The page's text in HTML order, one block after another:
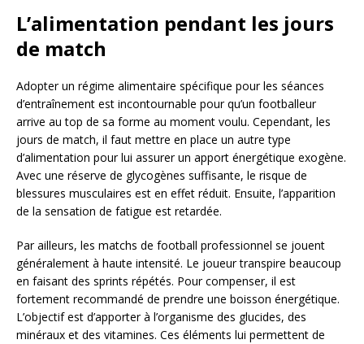
L’alimentation pendant les jours
de match
Adopter un régime alimentaire spécifique pour les séances
d’entraînement est incontournable pour qu’un footballeur
arrive au top de sa forme au moment voulu. Cependant, les
jours de match, il faut mettre en place un autre type
d’alimentation pour lui assurer un apport énergétique exogène.
Avec une réserve de glycogènes suffisante, le risque de
blessures musculaires est en effet réduit. Ensuite, l’apparition
de la sensation de fatigue est retardée.
Par ailleurs, les matchs de football professionnel se jouent
généralement à haute intensité. Le joueur transpire beaucoup
en faisant des sprints répétés. Pour compenser, il est
fortement recommandé de prendre une boisson énergétique.
L’objectif est d’apporter à l’organisme des glucides, des
minéraux et des vitamines. Ces éléments lui permettent de